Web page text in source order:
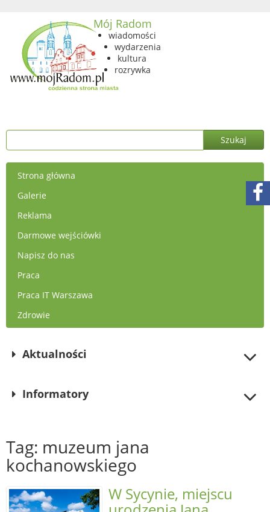
Mój Radom
wiadomości
wydarzenia
kultura
rozrywka
Strona główna
Galerie
Reklama
Darmowe wejściówki
Napisz do nas
Praca
Praca IT Warszawa
Zdrowie
Aktualności
Informatory
Tag: muzeum jana
kochanowskiego
W Sycynie, miejscu